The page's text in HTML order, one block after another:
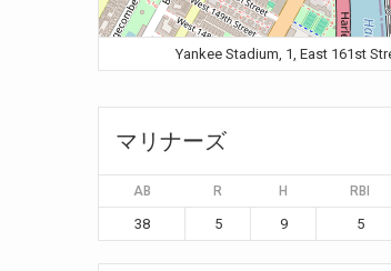
Yankee Stadium, 1, East 161st
マリナーズ
AB R H RBI
38 5 9 5